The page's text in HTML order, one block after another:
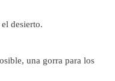
desierto.
una gorra para los